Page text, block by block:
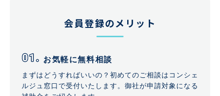
会員登録のメリット
お気軽に無料相談
まずはどうすればいいの？初めてのご相談はコンシェ
ルジュ窓口で受付いたします。御社が申請対象になる